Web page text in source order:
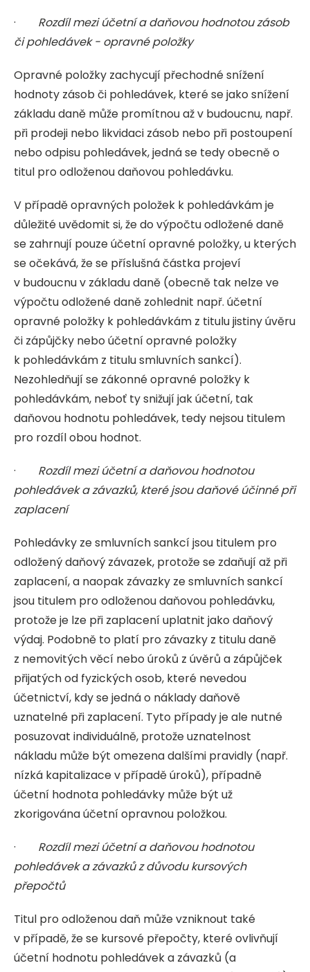
·
Rozdíl mezi účetní a daňovou hodnotou zásob
či pohledávek - opravné položky
Opravné položky zachycují přechodné snížení
hodnoty zásob či pohledávek, které se jako snížení
základu daně může promítnou až v budoucnu, např.
při prodeji nebo likvidaci zásob nebo při postoupení
nebo odpisu pohledávek, jedná se tedy obecně o
titul pro odloženou daňovou pohledávku.
V případě opravných položek k pohledávkám je
důležité uvědomit si, že do výpočtu odložené daně
se zahrnují pouze účetní opravné položky, u kterých
se očekává, že se příslušná částka projeví
v budoucnu v základu daně (obecně tak nelze ve
výpočtu odložené daně zohlednit např. účetní
opravné položky k pohledávkám z titulu jistiny úvěru
či zápůjčky nebo účetní opravné položky
k pohledávkám z titulu smluvních sankcí).
Nezohledňují se zákonné opravné položky k
pohledávkám, neboť ty snižují jak účetní, tak
daňovou hodnotu pohledávek, tedy nejsou titulem
pro rozdíl obou hodnot.
·
Rozdíl mezi účetní a daňovou hodnotou
pohledávek a závazků, které jsou daňové účinné při
zaplacení
Pohledávky ze smluvních sankcí jsou titulem pro
odložený daňový závazek, protože se zdaňují až při
zaplacení, a naopak závazky ze smluvních sankcí
jsou titulem pro odloženou daňovou pohledávku,
protože je lze při zaplacení uplatnit jako daňový
výdaj. Podobně to platí pro závazky z titulu daně
z nemovitých věcí nebo úroků z úvěrů a zápůjček
přijatých od fyzických osob, které nevedou
účetnictví, kdy se jedná o náklady daňově
uznatelné při zaplacení. Tyto případy je ale nutné
posuzovat individuálně, protože uznatelnost
nákladu může být omezena dalšími pravidly (např.
nízká kapitalizace v případě úroků), případně
účetní hodnota pohledávky může být už
zkorigována účetní opravnou položkou.
·
Rozdíl mezi účetní a daňovou hodnotou
pohledávek a závazků z důvodu kursových
přepočtů
Titul pro odloženou daň může vzniknout také
v případě, že se kursové přepočty, které ovlivňují
účetní hodnotu pohledávek a závazků (a